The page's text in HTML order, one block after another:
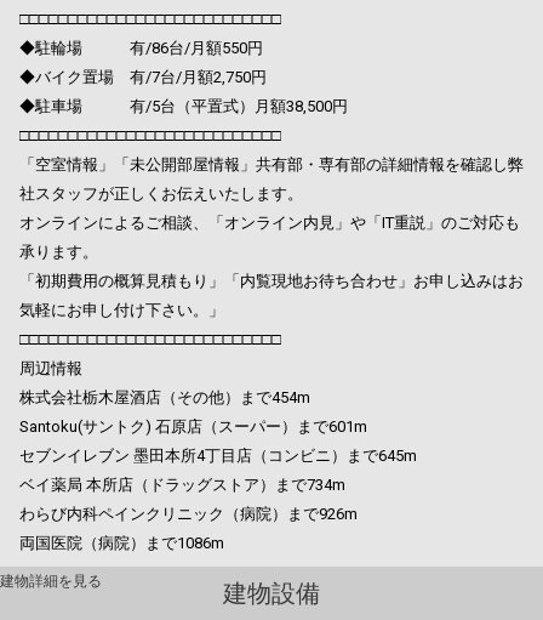
□□□□□□□□□□□□□□□□□□□□□□□□□□□
◆駐輪場 有/86台/月額550円
◆バイク置場 有/7台/月額2,750円
◆駐車場 有/5台（平置式）月額38,500円
□□□□□□□□□□□□□□□□□□□□□□□□□□□
「空室情報」「未公開部屋情報」共有部・専有部の詳細情報を確認し弊
社スタッフが正しくお伝えいたします。
オンラインによるご相談、「オンライン内見」や「IT重説」のご対応も
承ります。
「初期費用の概算見積もり」「内覧現地お待ち合わせ」お申し込みはお
気軽にお申し付け下さい。」
□□□□□□□□□□□□□□□□□□□□□□□□□□□
周辺情報
株式会社栃木屋酒店（その他）まで454m
Santoku(サントク) 石原店（スーパー）まで601m
セブンイレブン 墨田本所4丁目店（コンビニ）まで645m
ベイ薬局 本所店（ドラッグストア）まで734m
わらび内科ペインクリニック（病院）まで926m
両国医院（病院）まで1086m
建物設備
建物詳細を見る